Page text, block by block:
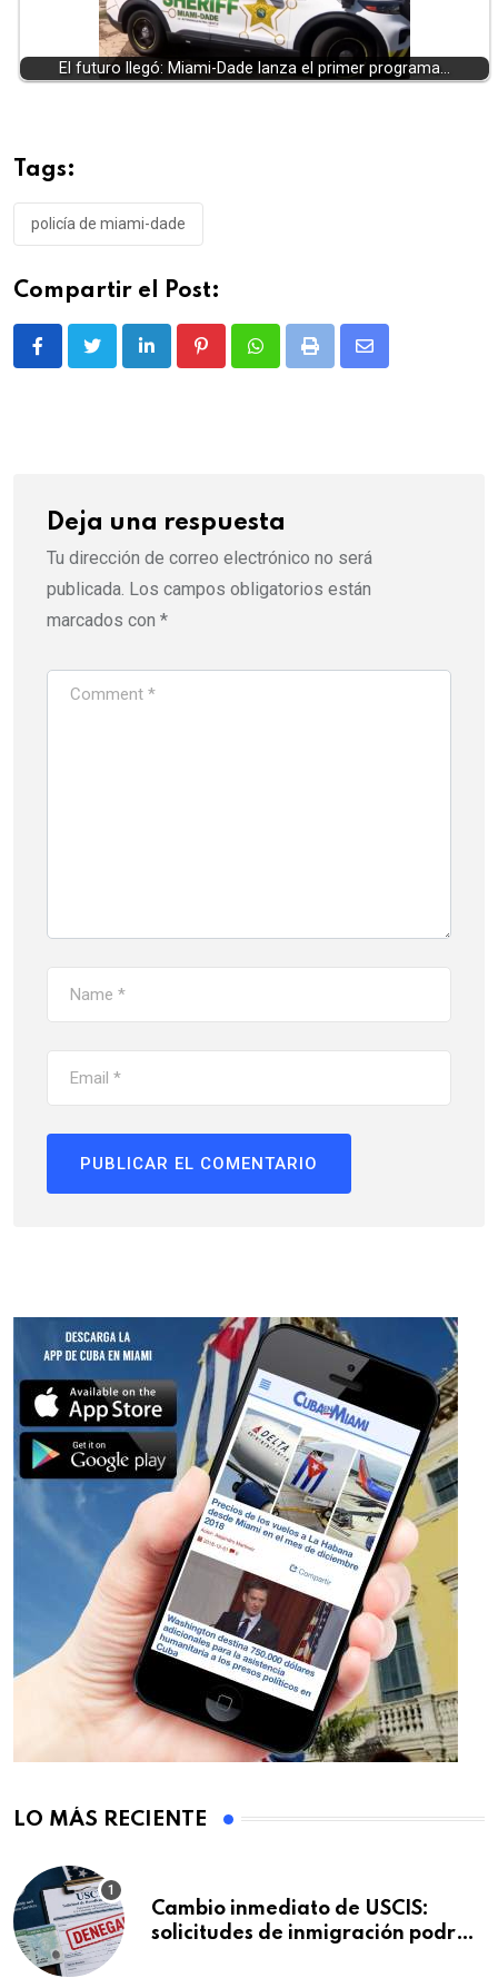
El futuro llegó: Miami-Dade lanza el primer programa…
Tags:
policía de miami-dade
Compartir el Post:
LinkedInPinterestWhatsappPrint
Share
Deja una respuesta
Tu dirección de correo electrónico no será
publicada. Los campos obligatorios están
marcados con *
LO MÁS RECIENTE
Cambio inmediato de USCIS:
solicitudes de inmigración podrán